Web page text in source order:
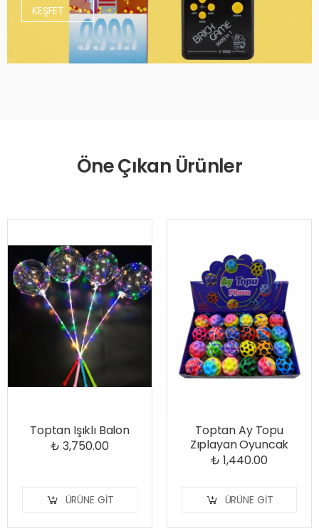
KEŞFET
Öne Çıkan Ürünler
Toptan Işıklı Balon
₺ 3,750.00
ÜRÜNE GIT
Toptan Ay Topu
Zıplayan Oyuncak
₺ 1,440.00
ÜRÜNE GIT